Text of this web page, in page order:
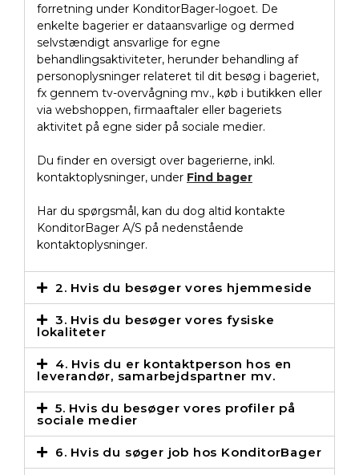
forretning under KonditorBager-logoet. De
enkelte bagerier er dataansvarlige og dermed
selvstændigt ansvarlige for egne
behandlingsaktiviteter, herunder behandling af
personoplysninger relateret til dit besøg i bageriet,
fx gennem tv-overvågning mv., køb i butikken eller
via webshoppen, firmaaftaler eller bageriets
aktivitet på egne sider på sociale medier.
Du finder en oversigt over bagerierne, inkl.
kontaktoplysninger, under Find bager
Har du spørgsmål, kan du dog altid kontakte
KonditorBager A/S på nedenstående
kontaktoplysninger.
2. Hvis du besøger vores hjemmeside
3. Hvis du besøger vores fysiske
lokaliteter
4. Hvis du er kontaktperson hos en
leverandør, samarbejdspartner mv.
5. Hvis du besøger vores profiler på
sociale medier
6. Hvis du søger job hos KonditorBager